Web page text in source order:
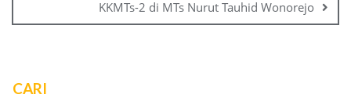
KKMTs-2 di MTs Nurut Tauhid Wonorejo
CARI